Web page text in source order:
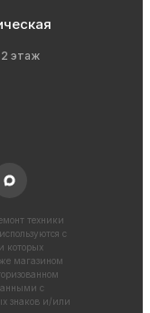
этаж
техники
с
которых
магазином
с
знаков и/или